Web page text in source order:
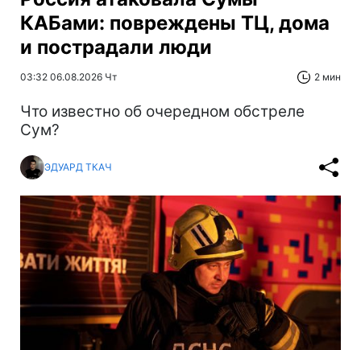
КАБами: повреждены ТЦ, дома
и пострадали люди
03:32 06.08.2026 Чт 2 мин
Что известно об очередном обстреле
Сум?
ЭДУАРД ТКАЧ